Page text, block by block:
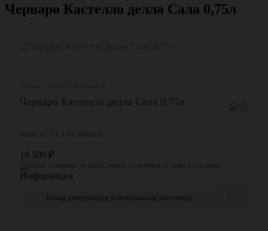
Черваро Кастелло делла Сала 0,75л
Черваро Кастелло делла Сала 0,75л
18 500 ₽
♡